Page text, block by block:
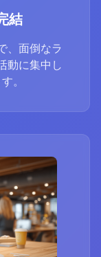
結
、面倒なラ
動に集中し
。